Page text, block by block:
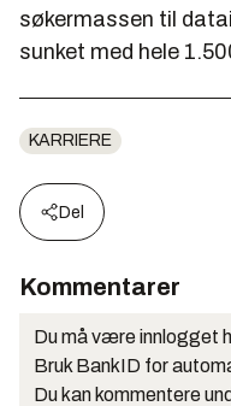
søkermassen til
sunket med hele
KARRIERE
Del
Kommentarer
Du må være innlogget
Bruk BankID for
Du kan kommentere